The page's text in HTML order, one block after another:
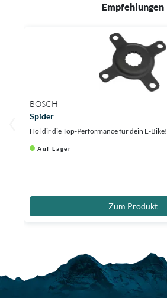
Empfehlungen
BOSCH
Spider
Hol dir die Top-Performance für dein E-Bike!
Auf Lager
Zum Produkt